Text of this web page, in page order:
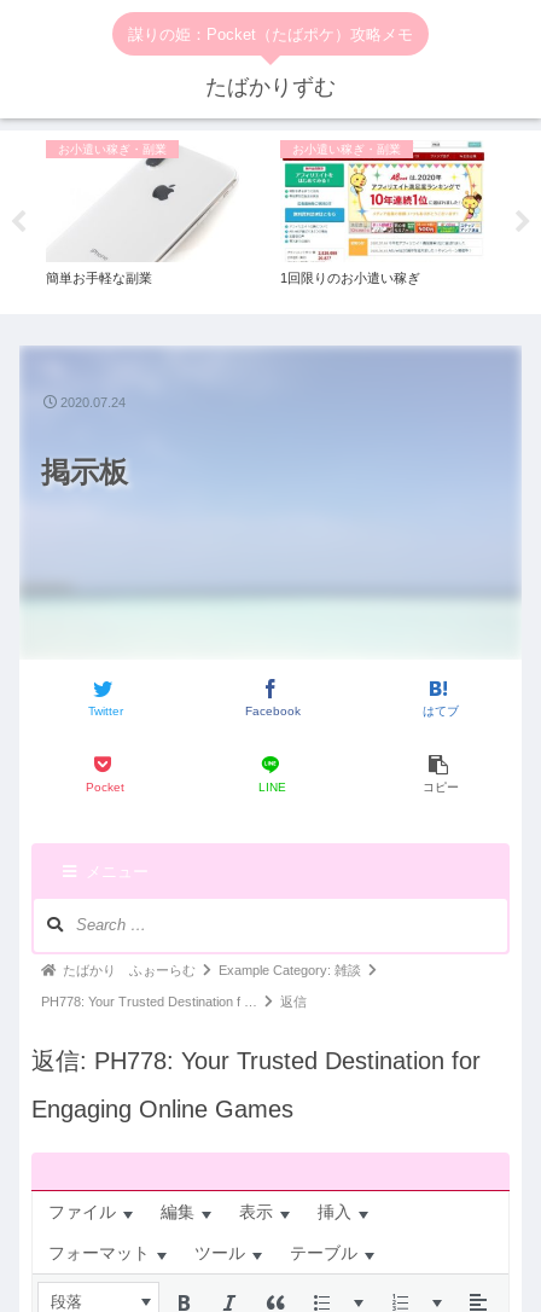
謀りの姫：Pocket（たばポケ）攻略メモ
たばかりずむ
お小遣い稼ぎ・副業
簡単お手軽な副業
お小遣い稼ぎ・副業
1回限りのお小遣い稼ぎ
掲示板
Twitter Facebook はてブ
Pocket LINE コピー
2020.07.24
メニュー
ゲ
シ
ン：
パ
ン
ず
ビ：
たばかり ふぉーらむ Example Category: 雑談
PH778: Your Trusted Destination f … 返信
返信: PH778: Your Trusted Destination for
Engaging Online Games
ファイル 編集 表示 挿入
フォーマット ツール テーブル
段落